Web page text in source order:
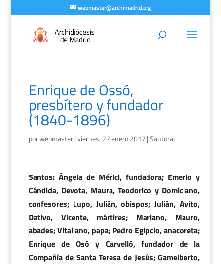
webmaster@archimadrid.org
Enrique de Ossó,
presbítero y fundador
(1840-1896)
porwebmaster|viernes, 27 enero 2017 |Santoral
Santos: Ángela de Mérici, fundadora; Emerio y
Cándida, Devota, Maura, Teodorico y Domiciano,
confesores; Lupo, Julián, obispos; Julián, Avito,
Dativo, Vicente, mártires; Mariano, Mauro,
abades; Vitaliano, papa; Pedro Egipcio, anacoreta;
Enrique de Osó y Carvelló, fundador de la
Compañía de Santa Teresa de Jesús; Gamelberto,